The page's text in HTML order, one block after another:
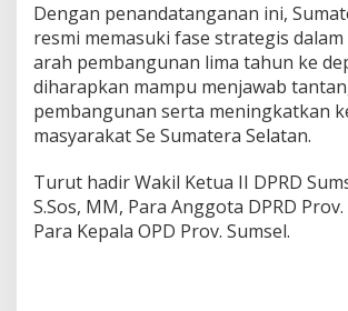
Dengan penandatanganan ini,
resmi memasuki fase strategis
arah pembangunan lima tahun ke
diharapkan mampu menjawab
pembangunan serta meningkatkan
masyarakat Se Sumatera Selatan.
Turut hadir Wakil Ketua II DPRD
S.Sos, MM, Para Anggota DPRD
Para Kepala OPD Prov. Sumsel.